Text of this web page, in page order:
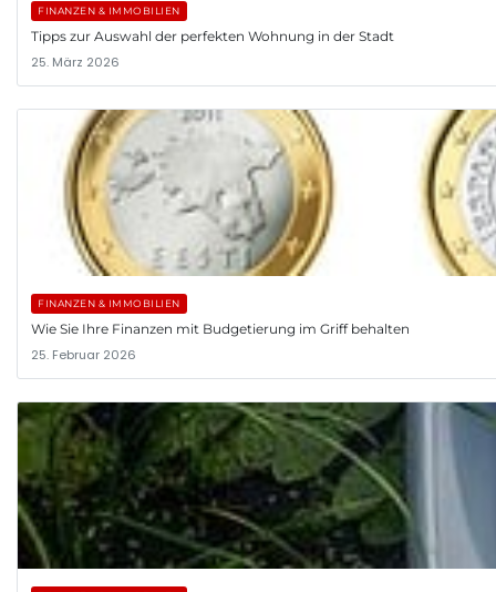
FINANZEN & IMMOBILIEN
Tipps zur Auswahl der perfekten Wohnung in der Stadt
25. März 2026
FINANZEN & IMMOBILIEN
Wie Sie Ihre Finanzen mit Budgetierung im Griff behalten
25. Februar 2026